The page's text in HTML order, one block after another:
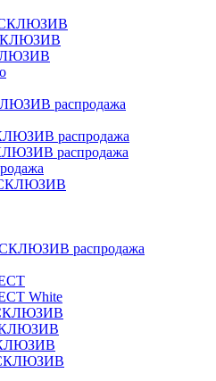
распродажа
распродажа
распродажа
распродажа
White